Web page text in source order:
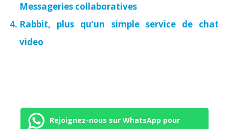
Messageries collaboratives
Rabbit, plus qu’un simple service de chat
video
Rejoignez-nous sur WhatsApp pour